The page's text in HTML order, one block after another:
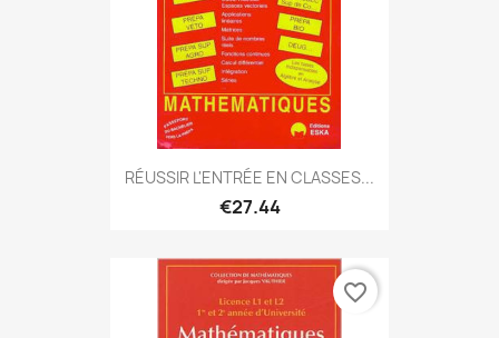
RÉUSSIR L'ENTRÉE EN CLASSES...
€27.44
favorite_border